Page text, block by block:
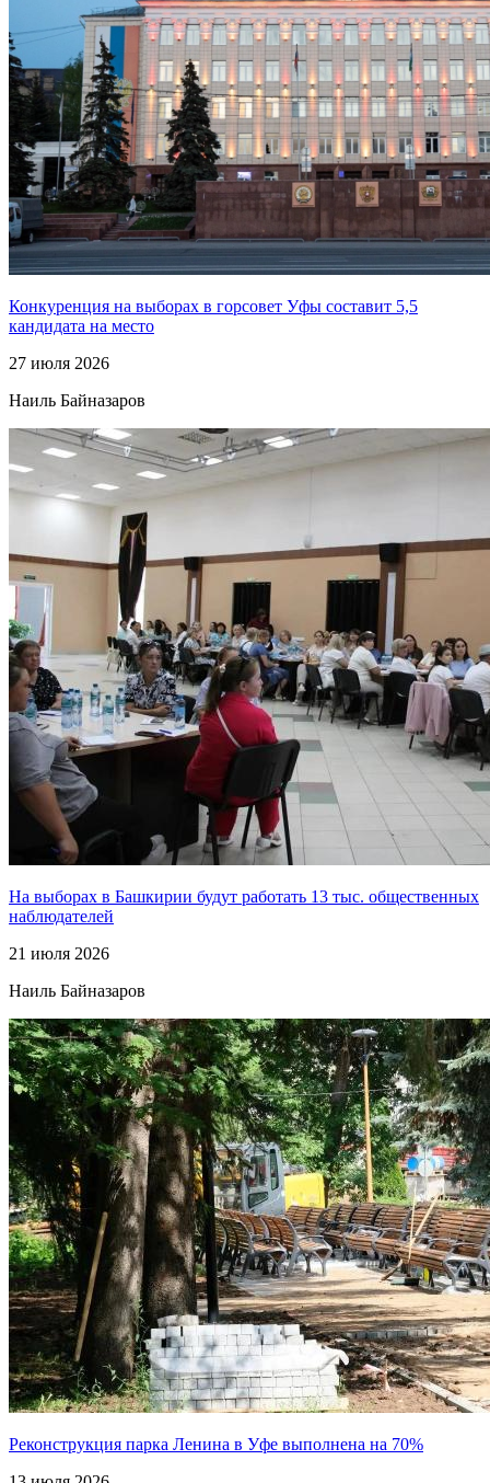
Конкуренция на выборах в горсовет Уфы составит 5,5
кандидата на место
27 июля 2026
Наиль Байназаров
На выборах в Башкирии будут работать 13 тыс. общественных
наблюдателей
21 июля 2026
Наиль Байназаров
Реконструкция парка Ленина в Уфе выполнена на 70%